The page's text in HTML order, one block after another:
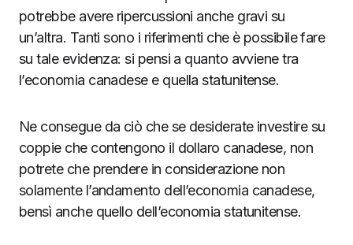
potrebbe avere ripercussioni anche gravi su
un’altra. Tanti sono i riferimenti che è possibile fare
su tale evidenza: si pensi a quanto avviene tra
l’economia canadese e quella statunitense.
Ne consegue da ciò che se desiderate investire su
coppie che contengono il dollaro canadese, non
potrete che prendere in considerazione non
solamente l’andamento dell’economia canadese,
bensì anche quello dell’economia statunitense.